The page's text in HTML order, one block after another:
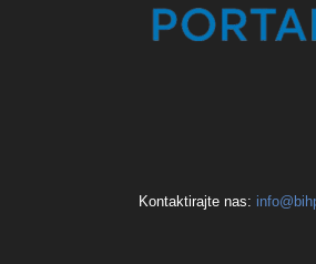
Kontaktirajte nas: